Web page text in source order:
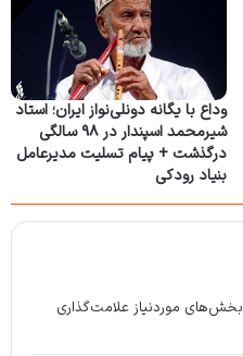
وداع با یگانه دونلی‌نواز ایران؛ استاد
شیرمحمد اسپندار در ۹۸ سالگی
درگذشت + پیام تسلیت مدیرعامل
بنیاد رودکی
بخش‌های موردنیاز علامت‌گذاری